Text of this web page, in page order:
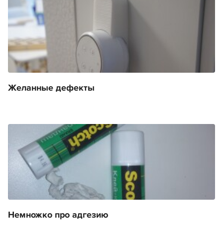
Желанные дефекты
Немножко про адгезию